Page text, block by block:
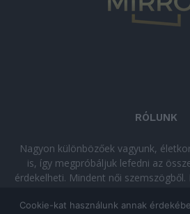
RÓLUNK
Nagyon különbözőek vagyunk,
is, így megpróbáljuk lefedni az
érdekelheti. Mindent női
kikapcsolódásra
Cookie-kat használunk annak